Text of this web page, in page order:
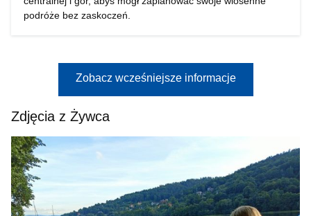
podróże bez zaskoczeń.
Zobacz wcześniejsze informacje
Zdjęcia z Żywca